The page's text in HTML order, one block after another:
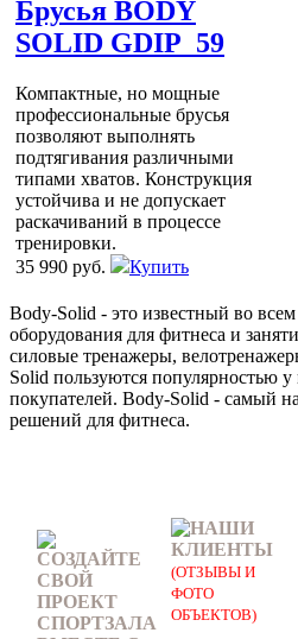
Брусья BODY
SOLID GDIP_59
Компактные, но мощные
профессиональные брусья
позволяют выполнять
подтягивания различными
типами хватов. Конструкция
устойчива и не допускает
раскачиваний в процессе
тренировки.
35 990 руб.
Купить
Body-Solid - это известный во
оборудования для фитнеса и
силовые тренажеры,
Solid пользуются популярностью
покупателей. Body-Solid - самый
решений для фитнеса.
СОЗДАЙТЕ
СВОЙ
ПРОЕКТ
СПОРТЗАЛА
НАШИ
КЛИЕНТЫ
(ОТЗЫВЫ И
ФОТО
ОБЪЕКТОВ)